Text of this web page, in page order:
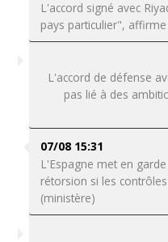
L'accord signé avec
pays particulier",
L'accord de défense
pas lié à des
07/08 15:31
L'Espagne met en
rétorsion si les
(ministère)